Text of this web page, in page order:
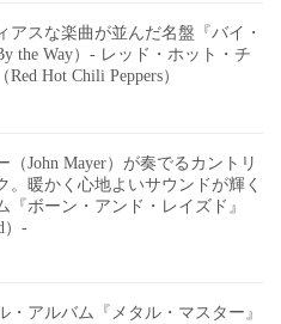
アスな楽曲が並んだ名盤『バイ・
the Way）- レッド・ホット・チ
Hot Chili Peppers）
（John Mayer）が奏でるカントリ
。暖かく心地よいサウンドが輝く
『ボーン・アンド・レイズド』
）-
・アルバム『メタル・マスター』